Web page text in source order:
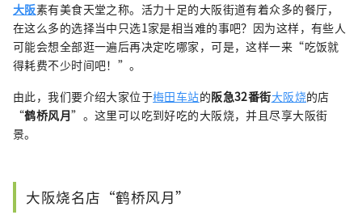
大阪素有美食天堂之称。活力十足的大阪街道有着众多的餐厅，
在这么多的选择当中只选1家是相当难的事吧？因为这样，有些人
可能会想全部逛一遍后再决定吃哪家，可是，这样一来“吃饭就
得耗费不少时间吧！”。
由此，我们要介绍大家位于梅田车站的阪急32番街大阪烧的店
“鹤桥风月”。这里可以吃到好吃的大阪烧，并且尽享大阪街
景。
大阪烧名店“鹤桥风月”